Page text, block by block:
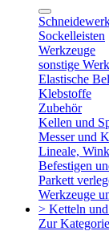
Sockelleisten
Werkzeuge
sonstige
Elastische
Klebstoffe
Zubehör
Kellen und
Messer und
Lineale,
Befestigen
Parkett
Werkzeuge
> Ketteln
Zur